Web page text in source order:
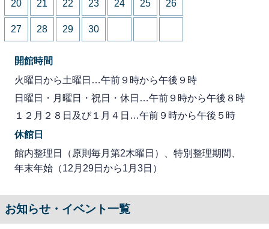
20 21 22 23 24 25 26
27 28 29 30
開館時間
火曜日から土曜日…午前９時から午後９時
日曜日・月曜日・祝日・休日…午前９時から午後８時
１２月２８日及び１月４日…午前９時から午後５時
休館日
館内整理日（原則毎月第2木曜日）、特別整理期間、
年末年始（12月29日から1月3日）
お知らせ・イベント一覧